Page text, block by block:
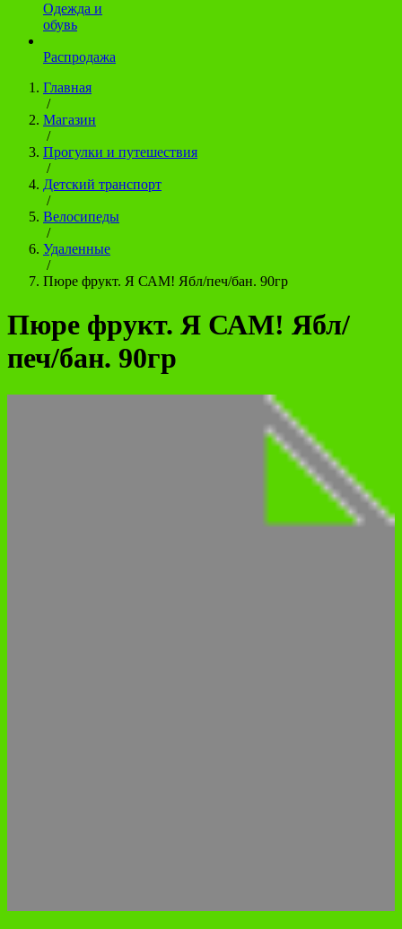
Одежда и
обувь
Распродажа
Главная
/
Магазин
/
Прогулки и путешествия
/
Детский транспорт
/
Велосипеды
/
Удаленные
/
Пюре фрукт. Я САМ! Ябл/печ/бан. 90гр
Пюре фрукт. Я САМ! Ябл/
печ/бан. 90гр